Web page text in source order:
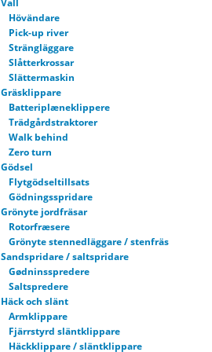
Vall
Hövändare
Pick-up river
Strängläggare
Slåtterkrossar
Slättermaskin
Gräsklippare
Batteriplæneklippere
Trädgårdstraktorer
Walk behind
Zero turn
Gödsel
Flytgödseltillsats
Gödningsspridare
Grönyte jordfräsar
Rotorfræsere
Grönyte stennedläggare / stenfräs
Sandspridare / saltspridare
Gødninsspredere
Saltspredere
Häck och slänt
Armklippare
Fjärrstyrd släntklippare
Häckklippare / släntklippare